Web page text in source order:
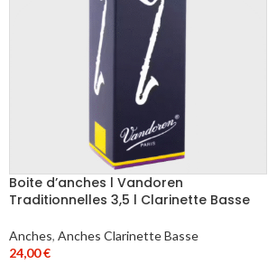
Boite d’anches l Vandoren
Traditionnelles 3,5 l Clarinette Basse
Anches, Anches Clarinette Basse
24,00€